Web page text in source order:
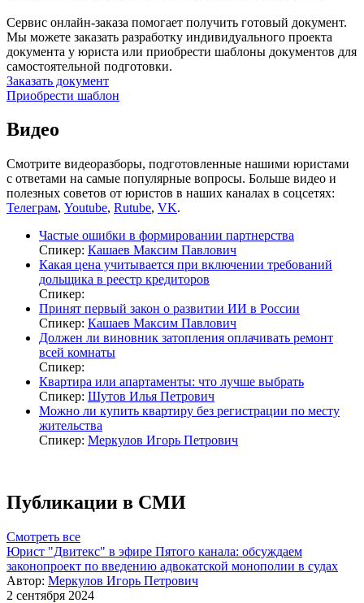
Сервис онлайн-заказа помогает получить готовый документ.
Мы можете заказать разработку индивидуального проекта
документа у юриста или приобрести шаблоны документов для
самостоятельной подготовки.
Заказать документ
Приобрести шаблон
Видео
Смотрите видеоразборы, подготовленные нашими юристами
с ответами на самые популярные вопросы. Больше видео и
полезных советов от юристов в наших каналах в соцсетях:
Телеграм, Youtube, Rutube, VK.
Частые ошибки в формировании партнерства
Спикер: Кашаев Максим Павлович
Какая цена учитывается при включении требований
дольщика в реестр кредиторов
Спикер:
Принят первый закон о развитии ИИ в России
Спикер: Кашаев Максим Павлович
Должен ли виновник затопления оплачивать ремонт
всей комнаты
Спикер:
Квартира или апартаменты: что лучше выбрать
Спикер: Шутов Илья Петрович
Можно ли купить квартиру без регистрации по месту
жительства
Спикер: Меркулов Игорь Петрович
Публикации в СМИ
Смотреть все
Юрист "Двитекс" в эфире Пятого канала: обсуждаем
законопроект по введению адвокатской монополии в судах
Автор: Меркулов Игорь Петрович
2 сентября 2024